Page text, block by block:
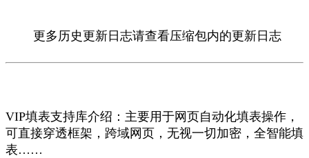
更多历史更新日志请查看压缩包内的更新日志
VIP填表支持库介绍：主要用于网页自动化填表操作，
可直接穿透框架，跨域网页，无视一切加密，全智能填
表……